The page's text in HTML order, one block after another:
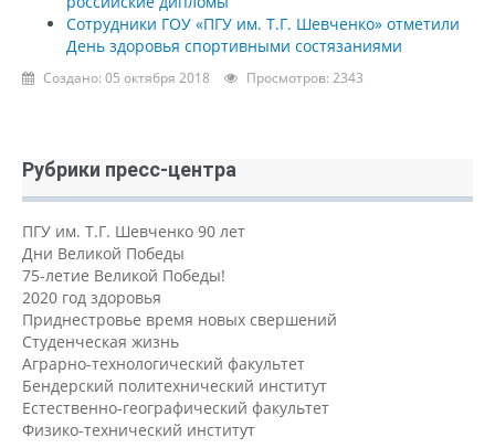
Сотрудники ГОУ «ПГУ им. Т.Г. Шевченко» отметили
День здоровья спортивными состязаниями
Создано: 05 октября 2018 Просмотров: 2343
Рубрики пресс-центра
ПГУ им. Т.Г. Шевченко 90 лет
Дни Великой Победы
75-летие Великой Победы!
2020 год здоровья
Приднестровье время новых свершений
Студенческая жизнь
Аграрно-технологический факультет
Бендерский политехнический институт
Естественно-географический факультет
Физико-технический институт